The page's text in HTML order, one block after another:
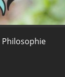
Philosophie